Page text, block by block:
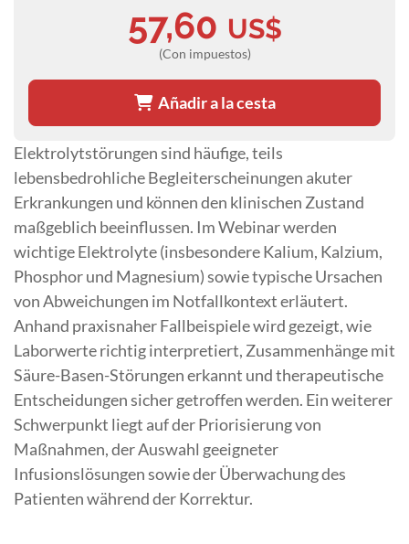
Elektrolytstörungen sind häufige, teils
lebensbedrohliche Begleiterscheinungen akuter
Erkrankungen und können den klinischen Zustand
maßgeblich beeinflussen. Im Webinar werden
wichtige Elektrolyte (insbesondere Kalium, Kalzium,
Phosphor und Magnesium) sowie typische Ursachen
von Abweichungen im Notfallkontext erläutert.
Anhand praxisnaher Fallbeispiele wird gezeigt, wie
Laborwerte richtig interpretiert, Zusammenhänge mit
Säure-Basen-Störungen erkannt und therapeutische
Entscheidungen sicher getroffen werden. Ein weiterer
Schwerpunkt liegt auf der Priorisierung von
Maßnahmen, der Auswahl geeigneter
Infusionslösungen sowie der Überwachung des
Patienten während der Korrektur.
57,60 US$
(Con impuestos)
Añadir a la cesta